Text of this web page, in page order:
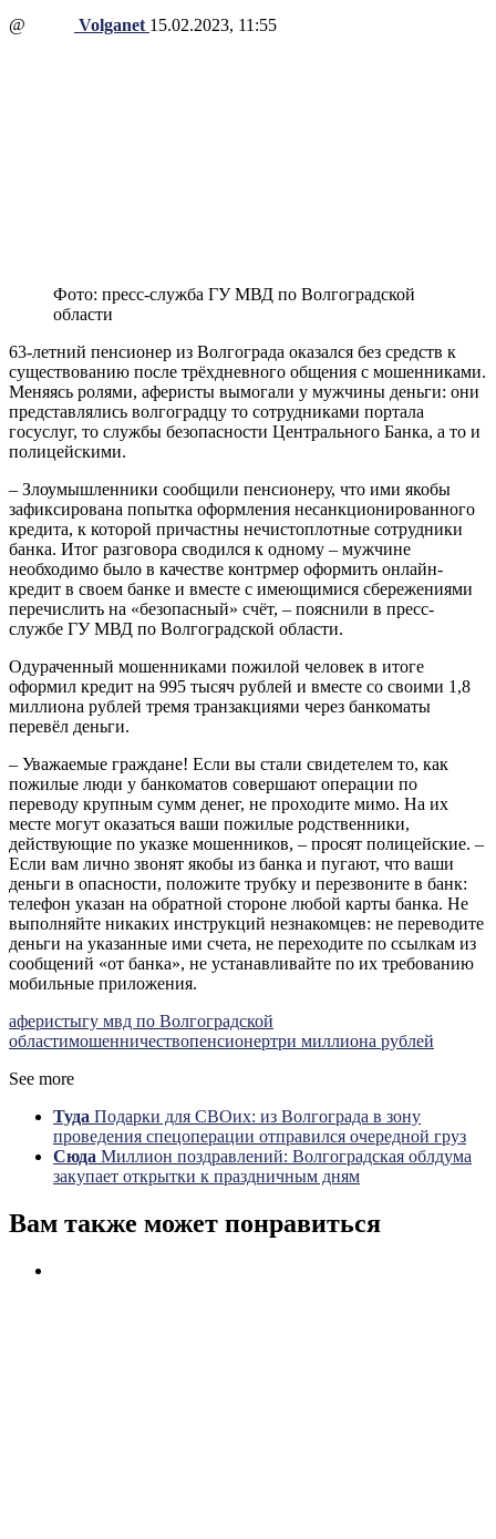
@ Volganet 15.02.2023, 11:55
Фото: пресс-служба ГУ МВД по Волгоградской
области
63-летний пенсионер из Волгограда оказался без средств к
существованию после трёхдневного общения с мошенниками.
Меняясь ролями, аферисты вымогали у мужчины деньги: они
представлялись волгоградцу то сотрудниками портала
госуслуг, то службы безопасности Центрального Банка, а то и
полицейскими.
– Злоумышленники сообщили пенсионеру, что ими якобы
зафиксирована попытка оформления несанкционированного
кредита, к которой причастны нечистоплотные сотрудники
банка. Итог разговора сводился к одному – мужчине
необходимо было в качестве контрмер оформить онлайн-
кредит в своем банке и вместе с имеющимися сбережениями
перечислить на «безопасный» счёт, – пояснили в пресс-
службе ГУ МВД по Волгоградской области.
Одураченный мошенниками пожилой человек в итоге
оформил кредит на 995 тысяч рублей и вместе со своими 1,8
миллиона рублей тремя транзакциями через банкоматы
перевёл деньги.
– Уважаемые граждане! Если вы стали свидетелем то, как
пожилые люди у банкоматов совершают операции по
переводу крупным сумм денег, не проходите мимо. На их
месте могут оказаться ваши пожилые родственники,
действующие по указке мошенников, – просят полицейские. –
Если вам лично звонят якобы из банка и пугают, что ваши
деньги в опасности, положите трубку и перезвоните в банк:
телефон указан на обратной стороне любой карты банка. Не
выполняйте никаких инструкций незнакомцев: не переводите
деньги на указанные ими счета, не переходите по ссылкам из
сообщений «от банка», не устанавливайте по их требованию
мобильные приложения.
аферистыгу мвд по Волгоградской
областимошенничествопенсионертри миллиона рублей
See more
Туда Подарки для СВОих: из Волгограда в зону
проведения спецоперации отправился очередной груз
Сюда Миллион поздравлений: Волгоградская облдума
закупает открытки к праздничным дням
Вам также может понравиться